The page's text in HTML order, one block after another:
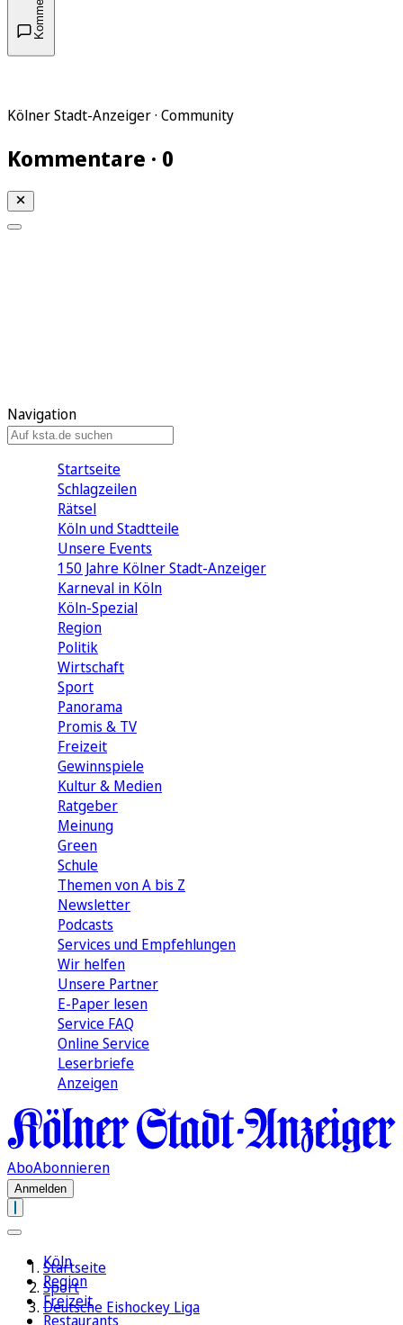
Kölner Stadt-Anzeiger · Community
Kommentare · 0
Navigation
Startseite
Schlagzeilen
Rätsel
Köln und Stadtteile
Unsere Events
150 Jahre Kölner Stadt-Anzeiger
Karneval in Köln
Köln-Spezial
Region
Politik
Wirtschaft
Sport
Panorama
Promis & TV
Freizeit
Gewinnspiele
Kultur & Medien
Ratgeber
Meinung
Green
Schule
Themen von A bis Z
Newsletter
Podcasts
Services und Empfehlungen
Wir helfen
Unsere Partner
E-Paper lesen
Service FAQ
Online Service
Leserbriefe
Anzeigen
AboAbonnieren
Anmelden
Köln
Region
Freizeit
Restaurants
Startseite
Sport
Deutsche Eishockey Liga